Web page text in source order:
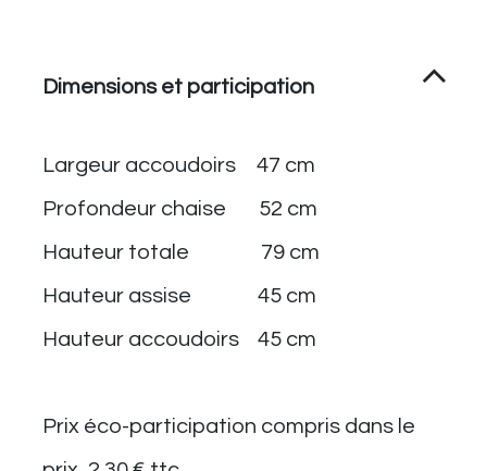
Dimensions et participation
Largeur accoudoirs
​​47 cm
Profondeur chaise
​​ 52 cm
Hauteur totale
​ 79 cm
Hauteur assise
​ 45 cm
Hauteur accoudoirs
​​ 45 cm
Prix éco-participation compris dans le